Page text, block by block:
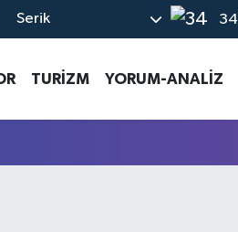
Serik 34
TURİZM YORUM-ANALİZ